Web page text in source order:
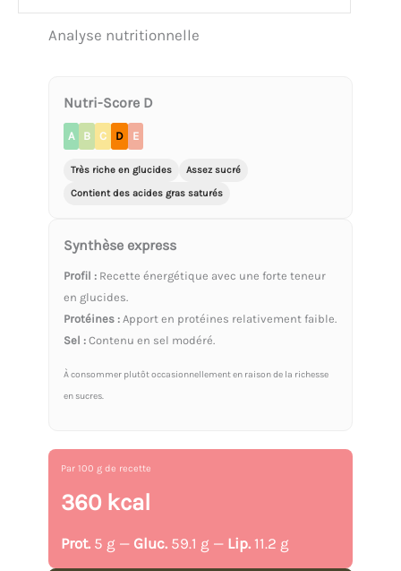
Analyse nutritionnelle
Nutri-Score D
A B C D E
Très riche en glucides
Assez sucré
Contient des acides gras saturés
Synthèse express
Profil : Recette énergétique avec une forte teneur
en glucides.
Protéines : Apport en protéines relativement faible.
Sel : Contenu en sel modéré.
À consommer plutôt occasionnellement en raison de la richesse
en sucres.
Par 100 g de recette
360 kcal
Prot. 5 g — Gluc. 59.1 g — Lip. 11.2 g